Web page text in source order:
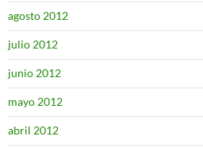
agosto 2012
julio 2012
junio 2012
mayo 2012
abril 2012